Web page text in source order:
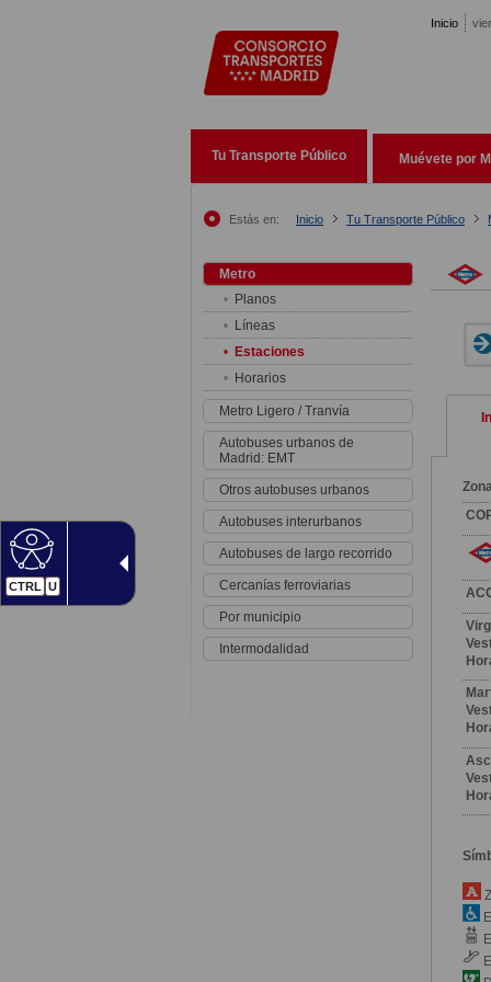
CTRL U
Inicio
Tu Transporte Público Muévete por
Estás en: Inicio Tu Transporte Público
Metro
Planos
Líneas
Estaciones
Horarios
Metro Ligero / Tranvía
Autobuses urbanos de
Madrid: EMT
Otros autobuses urbanos
Autobuses interurbanos
Autobuses de largo recorrido
Cercanías ferroviarias
Por municipio
Intermodalidad